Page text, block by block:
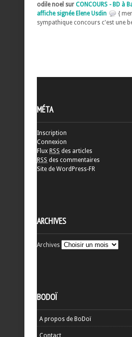
odile noel sur CONCOURS - BD à
affiche signée Elene Usdin
{
sympathique concours c'est une
MÉTA
Inscription
Connexion
Flux RSS des articles
RSS des commentaires
Site de WordPress-FR
ARCHIVES
Archives
BODOÏ
A propos de BoDoï
Contact